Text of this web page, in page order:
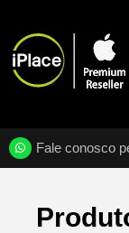
Fale conosco